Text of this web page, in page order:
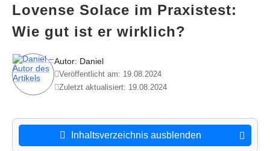
Lovense Solace im Praxistest:
Wie gut ist er wirklich?
Autor: Daniel
Veröffentlicht am: 19.08.2024
Zuletzt aktualisiert: 19.08.2024
Inhaltsverzeichnis ausblenden